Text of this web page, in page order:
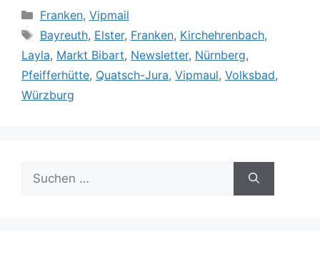
Kategorien
Franken, Vipmail
Schlagwörter
Bayreuth, Elster, Franken, Kirchehrenbach,
Layla, Markt Bibart, Newsletter, Nürnberg,
Pfeifferhütte, Quatsch-Jura, Vipmaul, Volksbad,
Würzburg
Suche
nach: